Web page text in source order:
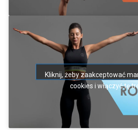
Kliknij, żeby zaakceptować
cookies i włączyć tę